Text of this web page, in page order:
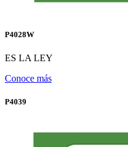
P4028W
ES LA LEY
Conoce más
P4039